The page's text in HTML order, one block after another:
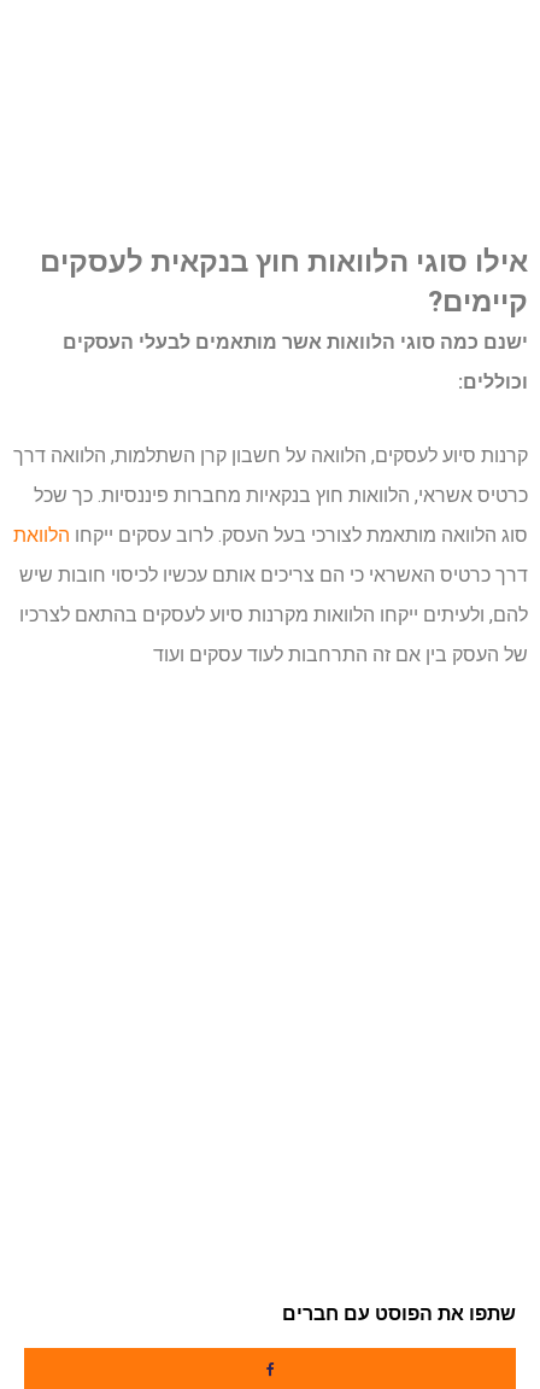
אילו סוגי הלוואות חוץ בנקאית לעסקים
קיימים?
ישנם כמה סוגי הלוואות אשר מותאמים לבעלי העסקים
וכוללים:
קרנות סיוע לעסקים, הלוואה על חשבון קרן השתלמות, הלוואה דרך
כרטיס אשראי, הלוואות חוץ בנקאיות מחברות פיננסיות. כך שכל
סוג הלוואה מותאמת לצורכי בעל העסק. לרוב עסקים ייקחו הלוואת
דרך כרטיס האשראי כי הם צריכים אותם עכשיו לכיסוי חובות שיש
להם, ולעיתים ייקחו הלוואות מקרנות סיוע לעסקים בהתאם לצרכיו
של העסק בין אם זה התרחבות לעוד עסקים ועוד
שתפו את הפוסט עם חברים